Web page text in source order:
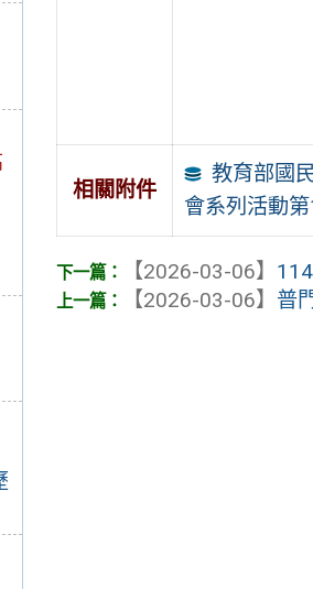
相關附件
教育部國
會系列活動
【2026-03-06】
【2026-03-06】 普